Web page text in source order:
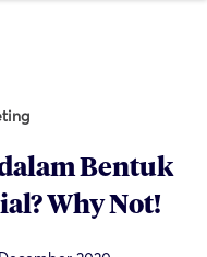
Bentuk
Why Not!